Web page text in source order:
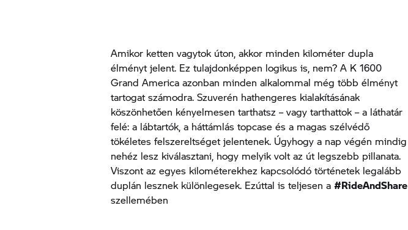
Amikor ketten vagytok úton, akkor minden kilométer dupla
élményt jelent. Ez tulajdonképpen logikus is, nem? A K 1600
Grand America azonban minden alkalommal még több élményt
tartogat számodra. Szuverén hathengeres kialakításának
köszönhetően kényelmesen tarthatsz – vagy tarthattok – a láthatár
felé: a lábtartók, a háttámlás topcase és a magas szélvédő
tökéletes felszereltséget jelentenek. Úgyhogy a nap végén mindig
nehéz lesz kiválasztani, hogy melyik volt az út legszebb pillanata.
Viszont az egyes kilométerekhez kapcsolódó történetek legalább
duplán lesznek különlegesek. Ezúttal is teljesen a#RideAndShare
szellemében